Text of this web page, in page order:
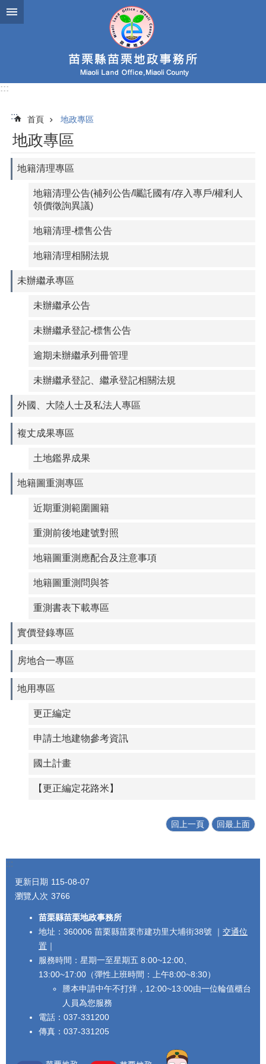
跳到主要內容區塊
:::
::: 首頁 地政專區
地政專區
地籍清理專區
地籍清理公告(補列公告/囑託國有/存入專戶/權利人
領價徵詢異議)
地籍清理-標售公告
地籍清理相關法規
未辦繼承專區
未辦繼承公告
未辦繼承登記-標售公告
逾期未辦繼承列冊管理
未辦繼承登記、繼承登記相關法規
外國、大陸人士及私法人專區
複丈成果專區
土地鑑界成果
地籍圖重測專區
近期重測範圍圖籍
重測前後地建號對照
地籍圖重測應配合及注意事項
地籍圖重測問與答
重測書表下載專區
實價登錄專區
房地合一專區
地用專區
更正編定
申請土地建物參考資訊
國土計畫
【更正編定花路米】
回上一頁 回最上面
:::
更新日期 115-08-07
瀏覽人次 3766
苗栗縣苗栗地政事務所
地址：360006 苗栗縣苗栗市建功里大埔街38號 ｜ 交通位
置 ｜
服務時間：星期一至星期五 8:00~12:00、
13:00~17:00（彈性上班時間：上午8:00~8:30）
謄本申請中午不打烊，12:00~13:00由一位輪值櫃台
人員為您服務
電話：037-331200
傳真：037-331205